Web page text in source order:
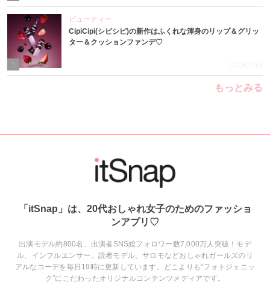
ビューティー
CipiCipi(シピシピ)の新作はふくれな渾身のリップ＆グリッ
ター＆クッションファンデ♡
2026.7.14
もっとみる
「itSnap」は、20代おしゃれ女子のためのファッショ
ンアプリ♡
出演モデル約800名、出演者SNS総フォロワー数7,000万人突破！モデ
ル、インフルエンサー、読者モデル、サロモなどおしゃれガールズのリ
アルなコーデを毎日19時に更新しています。どこよりも“フォトジェニッ
ク”にこだわったオリジナルコンテンツメディアです。